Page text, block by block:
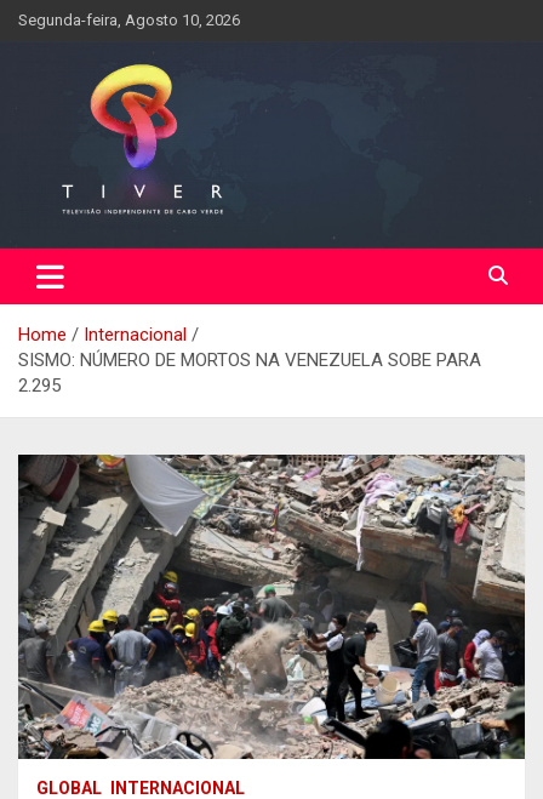
SkipSegunda-feira, Agosto 10, 2026
Home
Internacional
SISMO: NÚMERO DE MORTOS NA VENEZUELA SOBE PARA
2.295
GLOBAL INTERNACIONAL